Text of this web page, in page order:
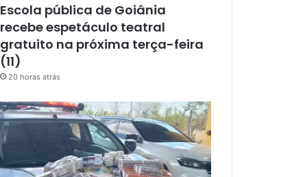
Escola pública de Goiânia
recebe espetáculo teatral
gratuito na próxima terça-feira
(11)
20 horas atrás